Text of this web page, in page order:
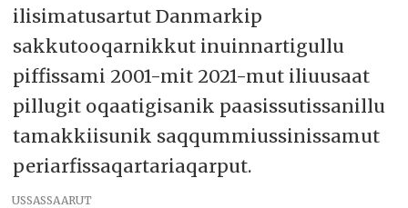
ilisimatusartut Danmarkip
sakkutooqarnikkut inuinnartigullu
piffissami 2001-mit 2021-mut iliuusaat
pillugit oqaatigisanik paasissutissanillu
tamakkiisunik saqqummiussinissamut
periarfissaqartariaqarput.
USSASSAARUT